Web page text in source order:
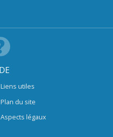
Liens utiles
Plan du site
Aspects légaux